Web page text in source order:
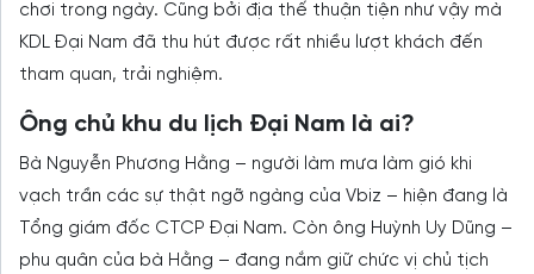
chơi trong ngày. Cũng bởi địa thế thuận tiện như vậy mà
KDL Đại Nam đã thu hút được rất nhiều lượt khách đến
tham quan, trải nghiệm.
Ông chủ khu du lịch Đại Nam là ai?
Bà Nguyễn Phương Hằng – người làm mưa làm gió khi
vạch trần các sự thật ngỡ ngàng của Vbiz – hiện đang là
Tổng giám đốc CTCP Đại Nam. Còn ông Huỳnh Uy Dũng –
phu quân của bà Hằng – đang nắm giữ chức vị chủ tịch